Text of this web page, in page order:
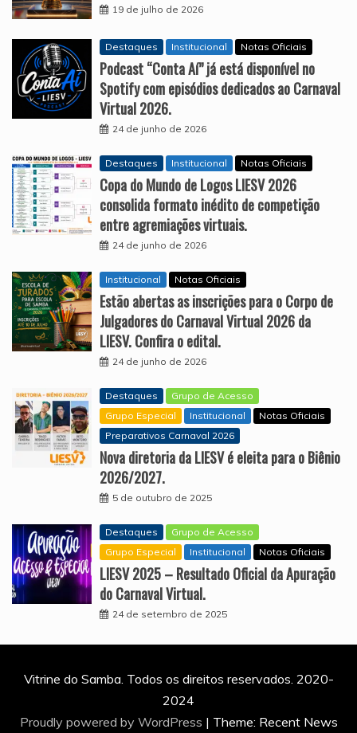
19 de julho de 2026
Destaques Institucional Notas Oficiais
Podcast “Conta Aí” já está disponível no
Spotify com episódios dedicados ao Carnaval
Virtual 2026.
24 de junho de 2026
Destaques Institucional Notas Oficiais
Copa do Mundo de Logos LIESV 2026
consolida formato inédito de competição
entre agremiações virtuais.
24 de junho de 2026
Institucional Notas Oficiais
Estão abertas as inscrições para o Corpo de
Julgadores do Carnaval Virtual 2026 da
LIESV. Confira o edital.
24 de junho de 2026
Destaques
Grupo de Acesso
Grupo Especial
Institucional
Notas Oficiais
Preparativos Carnaval 2026
Nova diretoria da LIESV é eleita para o Biênio
2026/2027.
5 de outubro de 2025
Destaques
Grupo de Acesso
Grupo Especial
Institucional Notas Oficiais
LIESV 2025 – Resultado Oficial da Apuração
do Carnaval Virtual.
24 de setembro de 2025
Vitrine do Samba. Todos os direitos reservados. 2020-
2024
Proudly powered by WordPress | Theme: Recent News